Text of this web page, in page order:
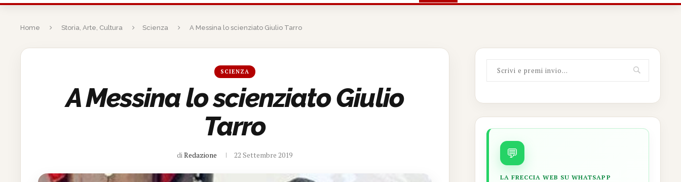
Home Storia, Arte, Cultura Scienza A Messina lo scienziato Giulio Tarro
SCIENZA
A Messina lo scienziato Giulio
Tarro
diRedazione 22 Settembre 2019 💬
LA FRECCIA WEB SU WHATSAPP